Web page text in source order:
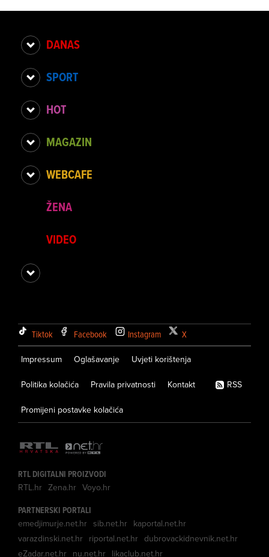
DANAS
SPORT
HOT
MAGAZIN
WEBCAFE
ŽENA
VIDEO
Tiktok Facebook Instagram X
Impressum Oglašavanje Uvjeti korištenja
Politika kolačića Pravila privatnosti Kontakt
Promijeni postavke kolačića
RSS
RTL DIGITALNI PROIZVODI
RTL.hr Zena.hr Voyo.hr
PARTNERSKI PORTALI
emedjimurje.net.hr sib.net.hr kaportal.net.hr
varazdinski.net.hr riportal.net.hr dubrovackidnevnik.net.hr
eZadar.net.hr nu.net.hr likaclub.net.hr